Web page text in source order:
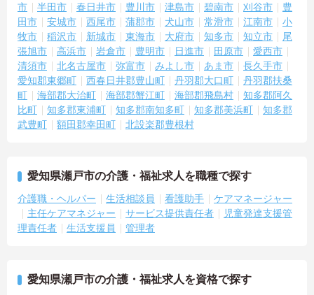
市
半田市 春日井市 豊川市 津島市 碧南市 刈谷市
豊
田市
安城市 西尾市 蒲郡市 犬山市 常滑市 江南市
小
牧市
稲沢市 新城市 東海市 大府市 知多市 知立市
尾
張旭市
高浜市 岩倉市 豊明市 日進市 田原市
愛西市
清須市
北名古屋市 弥富市 みよし市 あま市
長久手市
愛知郡東郷町
西春日井郡豊山町 丹羽郡大口町
丹羽郡扶桑
町
海部郡大治町 海部郡蟹江町 海部郡飛島村
知多郡阿久
比町
知多郡東浦町 知多郡南知多町 知多郡美浜町
知多郡
武豊町
額田郡幸田町 北設楽郡豊根村
愛知県瀬戸市の介護・福祉求人を職種で探す
介護職・ヘルパー 生活相談員 看護助手
ケアマネージャー
主任ケアマネジャー
サービス提供責任者
児童発達支援管
理責任者
生活支援員 管理者
愛知県瀬戸市の介護・福祉求人を資格で探す